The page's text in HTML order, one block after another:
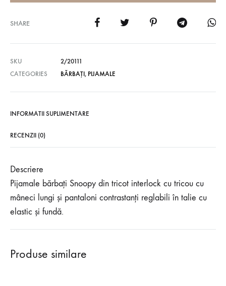
SHARE
SKU
2/20111
CATEGORIES
BĂRBAȚI, PIJAMALE
INFORMATII SUPLIMENTARE
RECENZII (0)
Descriere
Pijamale bărbați Snoopy din tricot interlock cu tricou cu
mâneci lungi și pantaloni contrastanți reglabili în talie cu
elastic și fundă.
Produse similare